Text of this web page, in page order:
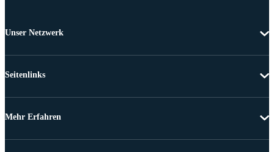
Unser Netzwerk
Seitenlinks
Mehr Erfahren